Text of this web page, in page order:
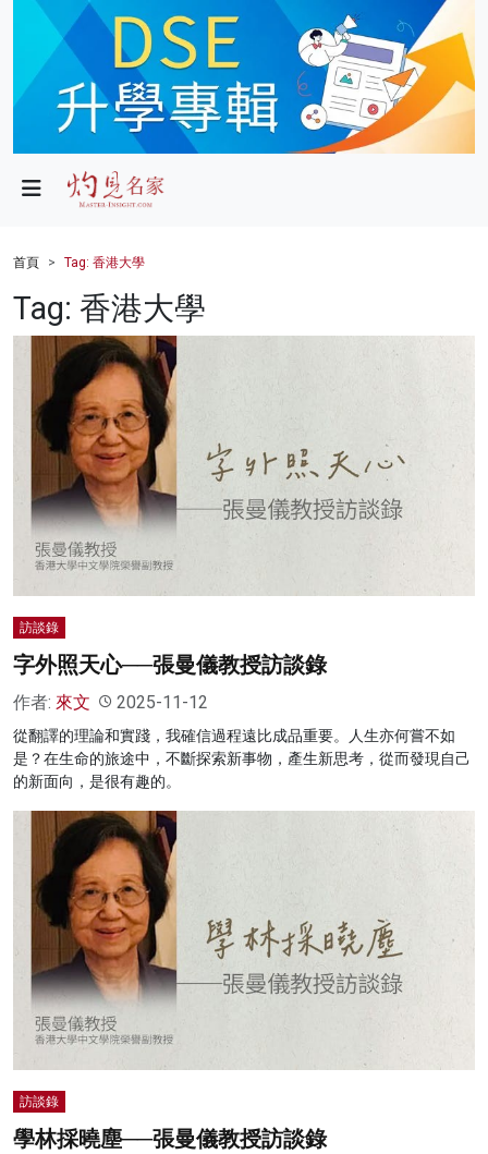
政局
財經
健康
科技
名家榜
灼見活動
首頁 Tag: 香港大學
Tag: 香港大學
訪談錄
字外照天心──張曼儀教授訪談錄
作者: 來文 2025-11-12
從翻譯的理論和實踐，我確信過程遠比成品重要。人生亦何嘗不如
是？在生命的旅途中，不斷探索新事物，產生新思考，從而發現自己
的新面向，是很有趣的。
訪談錄
學林採曉塵──張曼儀教授訪談錄